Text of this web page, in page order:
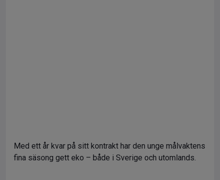
Med ett år kvar på sitt kontrakt har den unge målvaktens
fina säsong gett eko – både i Sverige och utomlands.